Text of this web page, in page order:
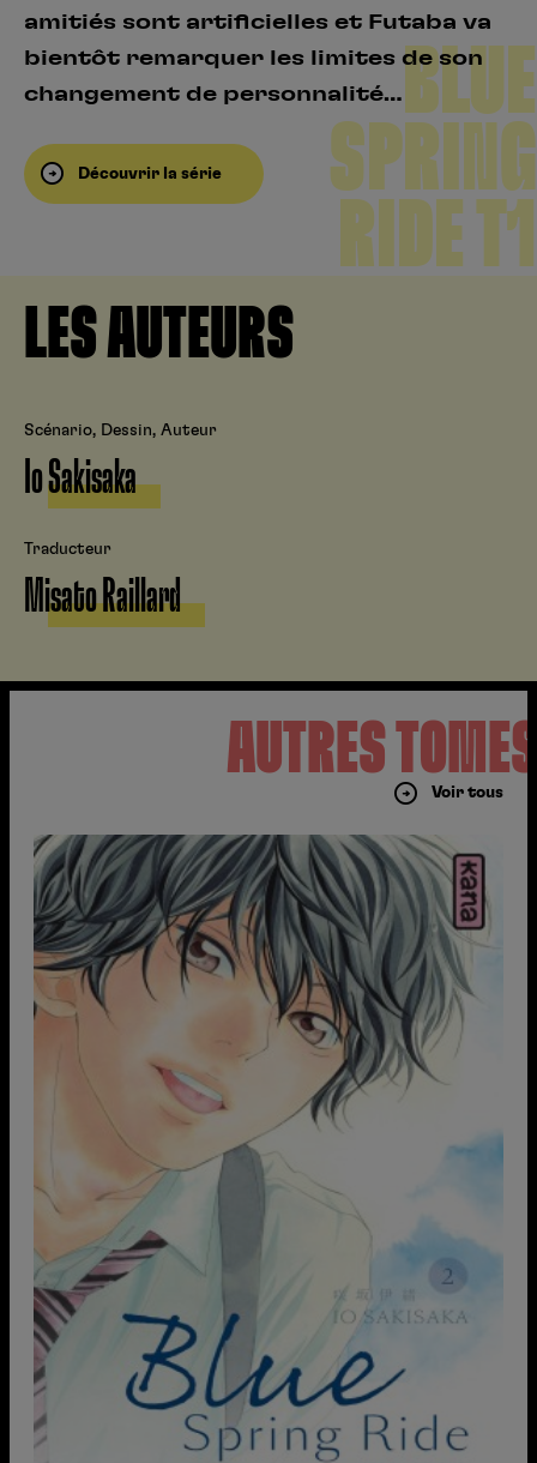
amitiés sont artificielles et Futaba va
bientôt remarquer les limites de son
changement de personnalité…
Découvrir la série
BLUE
SPRING
RIDE T1
LES AUTEURS
Scénario, Dessin, Auteur
Io Sakisaka
Traducteur
Misato Raillard
AUTRES
Voir tous